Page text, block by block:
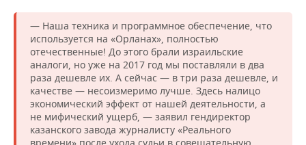
— Наша техника и программное обеспечение, что
используется на «Орланах», полностью
отечественные! До этого брали израильские
аналоги, но уже на 2017 год мы поставляли в два
раза дешевле их. А сейчас — в три раза дешевле, и
качестве — несоизмеримо лучше. Здесь налицо
экономический эффект от нашей деятельности, а
не мифический ущерб, — заявил гендиректор
казанского завода журналисту «Реального